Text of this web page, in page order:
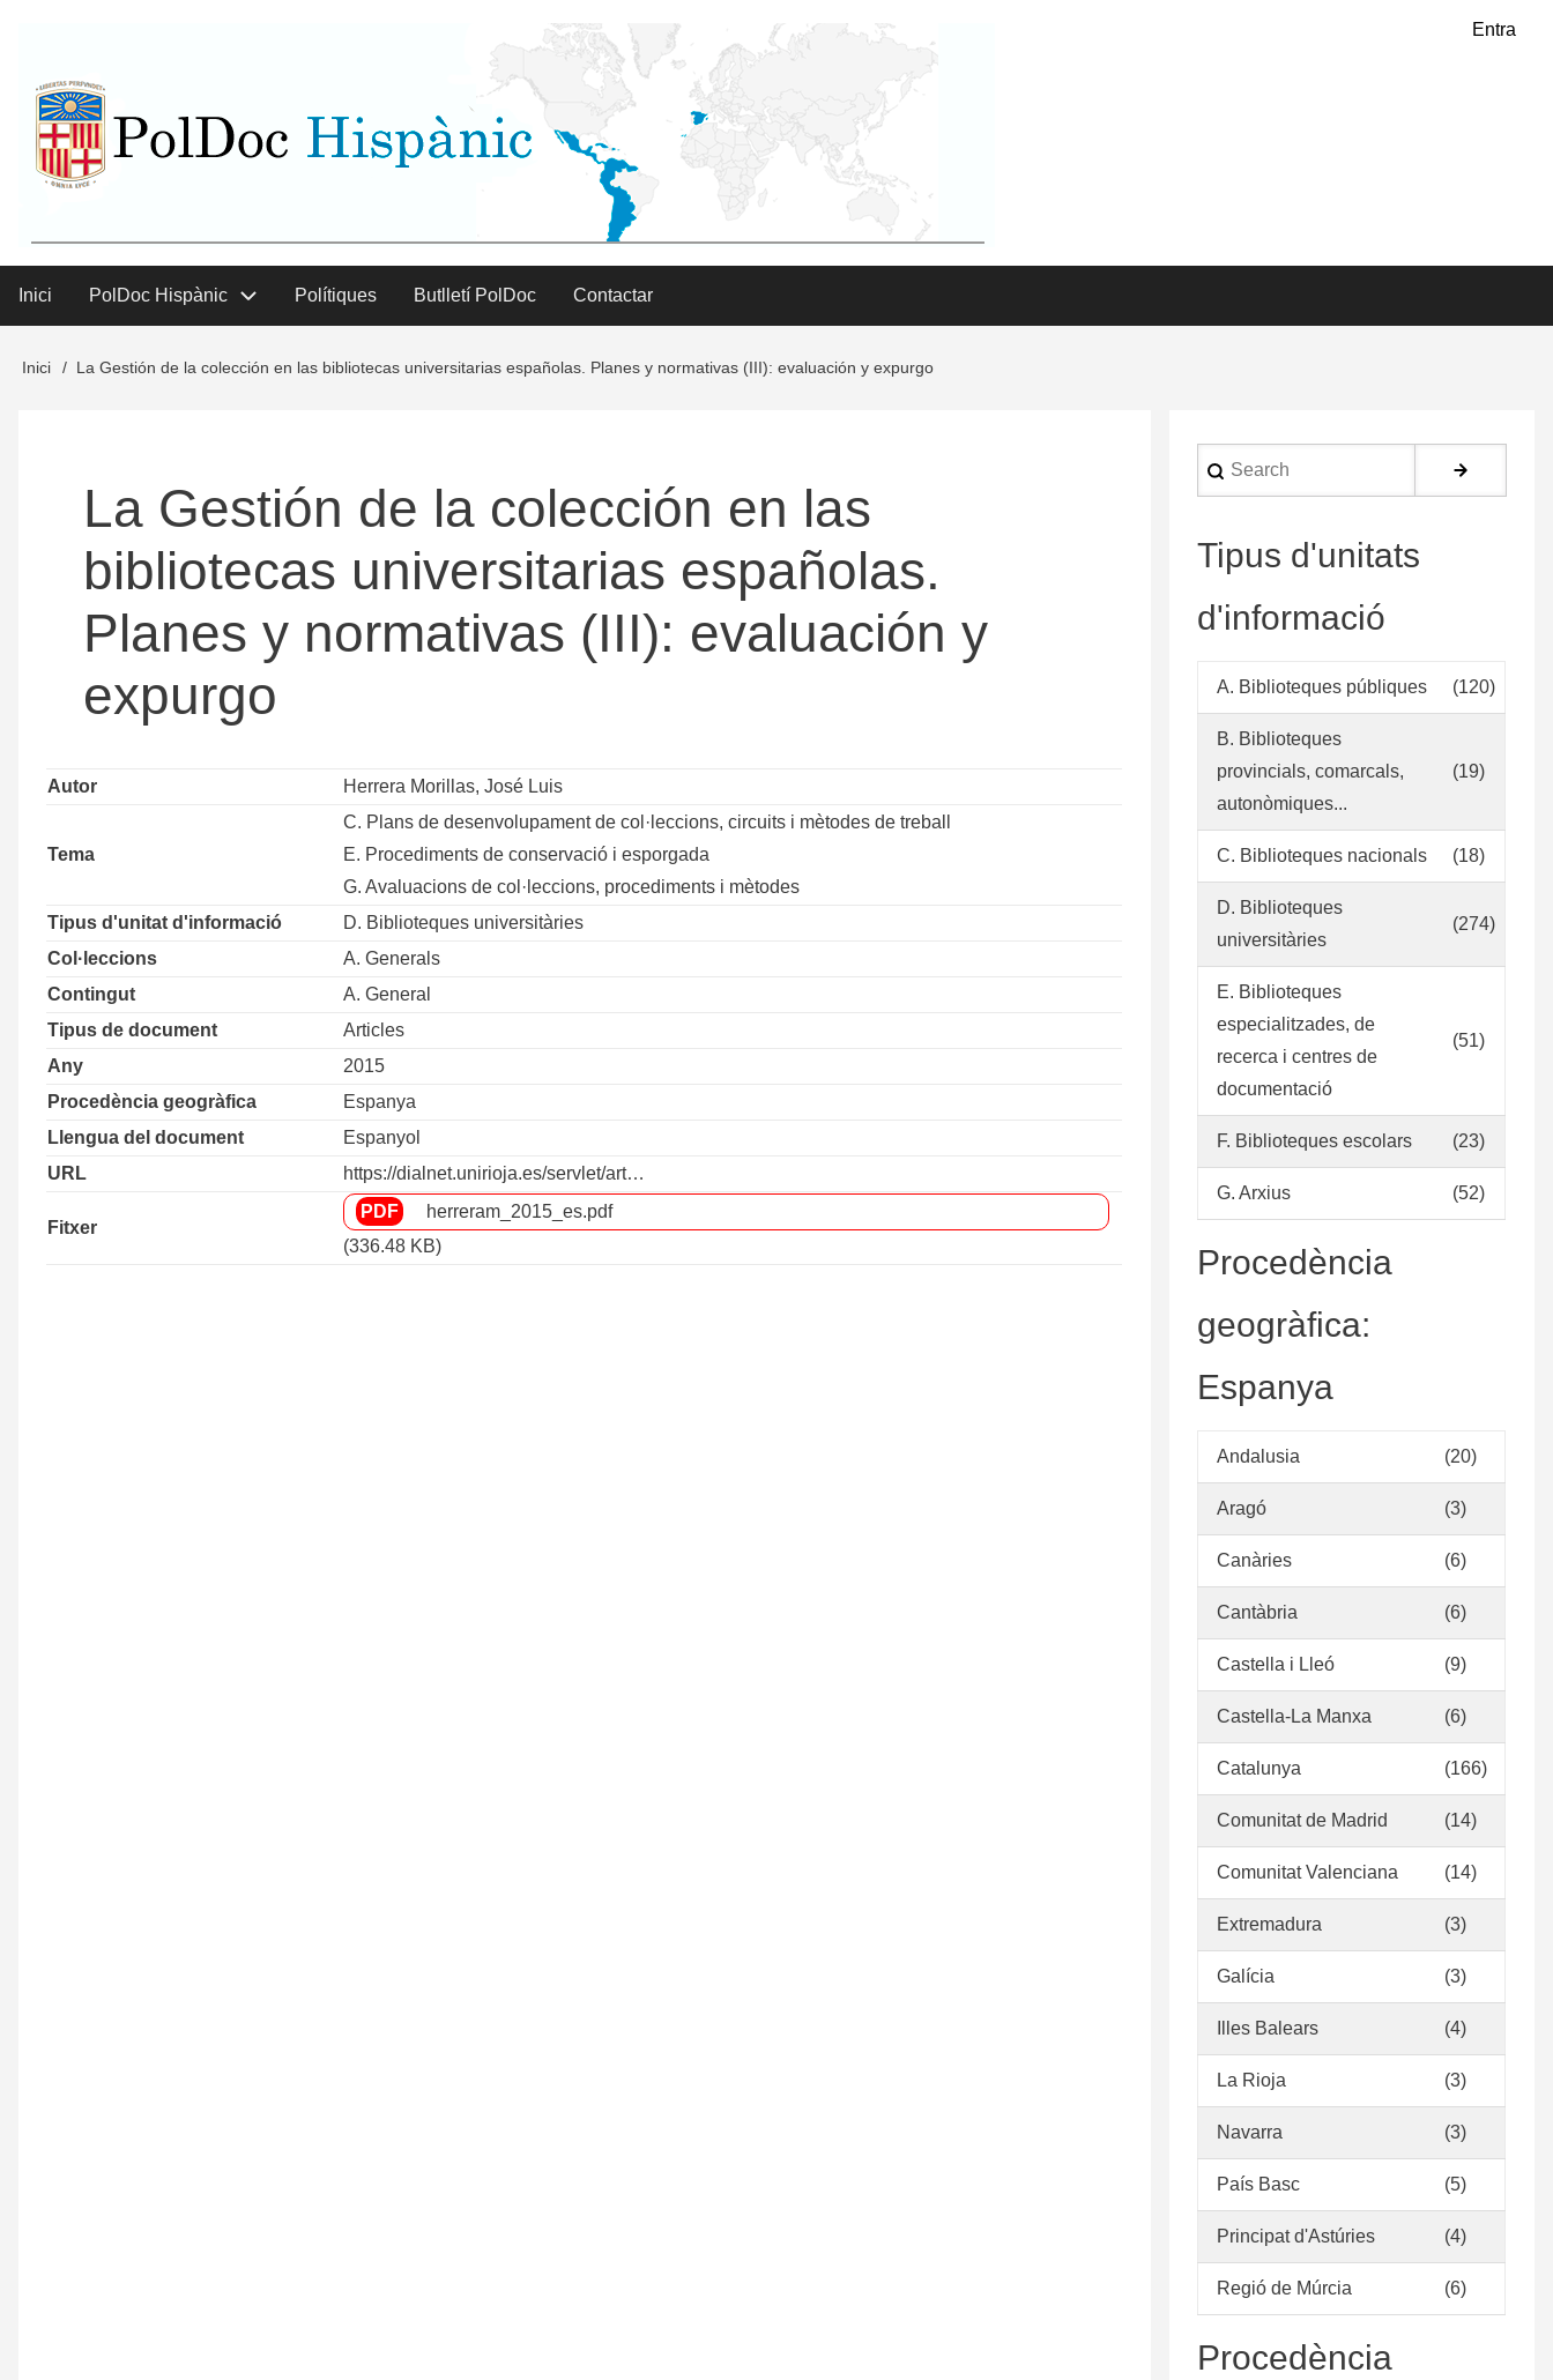
contingut
menu
Entra
Main
menu
Inici PolDoc Hispànic Polítiques Butlletí PolDoc Contactar
Inici La Gestión de la colección en las bibliotecas universitarias españolas. Planes y normativas (III): evaluación y expurgo
La Gestión de la colección en las
bibliotecas universitarias españolas.
Planes y normativas (III): evaluación y
expurgo
Autor Herrera Morillas, José Luis
Tema
C. Plans de desenvolupament de col·leccions, circuits i mètodes de treball
E. Procediments de conservació i esporgada
G. Avaluacions de col·leccions, procediments i mètodes
Tipus d'unitat d'informació
D. Biblioteques universitàries
Col·leccions
A. Generals
Contingut
A. General
Tipus de document
Articles
Any
2015
Procedència geogràfica
Espanya
Llengua del document
Espanyol
URL
https://dialnet.unirioja.es/servlet/art…
Fitxer
herreram_2015_es.pdf
(336.48 KB)
Search
Tipus d'unitats
d'informació
A. Biblioteques públiques (120)
B. Biblioteques
provincials, comarcals,
autonòmiques...
(19)
C. Biblioteques nacionals (18)
D. Biblioteques
universitàries
(274)
E. Biblioteques
especialitzades, de
recerca i centres de
documentació
(51)
F. Biblioteques escolars (23)
G. Arxius (52)
Procedència
geogràfica:
Espanya
Andalusia (20)
Aragó (3)
Canàries (6)
Cantàbria (6)
Castella i Lleó (9)
Castella-La Manxa (6)
Catalunya (166)
Comunitat de Madrid (14)
Comunitat Valenciana (14)
Extremadura (3)
Galícia (3)
Illes Balears (4)
La Rioja (3)
Navarra (3)
País Basc (5)
Principat d'Astúries (4)
Regió de Múrcia (6)
Procedència